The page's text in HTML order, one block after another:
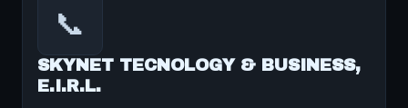
📞
SKYNET TECNOLOGY & BUSINESS,
E.I.R.L.